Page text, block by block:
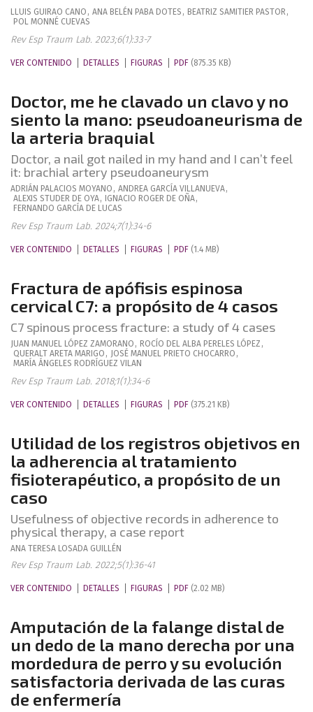
LLUIS GUIRAO CANO , ANA BELÉN PABA DOTES , BEATRIZ SAMITIER PASTOR,
POL MONNÉ CUEVAS
Rev Esp Traum Lab. 2023;6(1):33-7
VER CONTENIDO DETALLES FIGURAS PDF (875.35 KB)
Doctor, me he clavado un clavo y no
siento la mano: pseudoaneurisma de
la arteria braquial
Doctor, a nail got nailed in my hand and I can’t feel
it: brachial artery pseudoaneurysm
ADRIÁN PALACIOS MOYANO , ANDREA GARCÍA VILLANUEVA,
ALEXIS STUDER DE OYA, IGNACIO ROGER DE OÑA,
FERNANDO GARCÍA DE LUCAS
Rev Esp Traum Lab. 2024;7(1):34-6
VER CONTENIDO DETALLES FIGURAS PDF (1.4 MB)
Fractura de apófisis espinosa
cervical C7: a propósito de 4 casos
C7 spinous process fracture: a study of 4 cases
JUAN MANUEL LÓPEZ ZAMORANO , ROCÍO DEL ALBA PERELES LÓPEZ ,
QUERALT ARETA MARIGO , JOSÉ MANUEL PRIETO CHOCARRO ,
MARÍA ÁNGELES RODRÍGUEZ VILAN
Rev Esp Traum Lab. 2018;1(1):34-6
VER CONTENIDO DETALLES FIGURAS PDF (375.21 KB)
Utilidad de los registros objetivos en
la adherencia al tratamiento
fisioterapéutico, a propósito de un
caso
Usefulness of objective records in adherence to
physical therapy, a case report
ANA TERESA LOSADA GUILLÉN
Rev Esp Traum Lab. 2022;5(1):36-41
VER CONTENIDO DETALLES FIGURAS PDF (2.02 MB)
Amputación de la falange distal de
un dedo de la mano derecha por una
mordedura de perro y su evolución
satisfactoria derivada de las curas
de enfermería